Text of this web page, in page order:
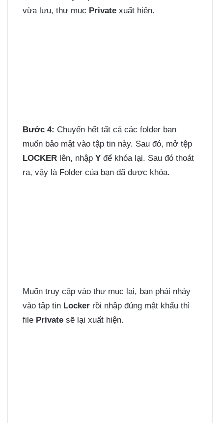
vừa lưu, thư mục Private xuất hiện.
Bước 4: Chuyển hết tất cả các folder bạn
muốn bảo mật vào tập tin này. Sau đó, mở tệp
LOCKER lên, nhập Y để khóa lại. Sau đó thoát
ra, vậy là Folder của bạn đã được khóa.
Muốn truy cập vào thư mục lại, bạn phải nháy
vào tập tin Locker rồi nhập đúng mật khẩu thì
file Private sẽ lại xuất hiện.